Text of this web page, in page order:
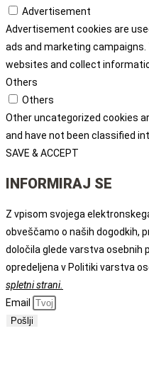
Advertisement
Advertisement cookies are
ads and marketing
websites and collect
Others
Others
Other uncategorized cookies
and have not been classified
SAVE & ACCEPT
INFORMIRAJ SE
Z vpisom svojega
obveščamo o naših dogodkih,
določila glede varstva osebnih
opredeljena v Politiki varstva
spletni strani.
Email
Pošlji